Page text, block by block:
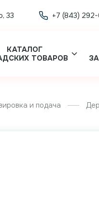
33 +7 (843)
КАТАЛОГ
ТОВАРОВ
и подача